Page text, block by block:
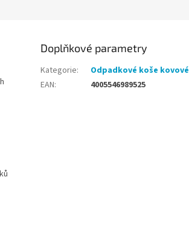
Doplňkové parametry
Kategorie:
Odpadkové koše kovové
EAN: 4005546989525